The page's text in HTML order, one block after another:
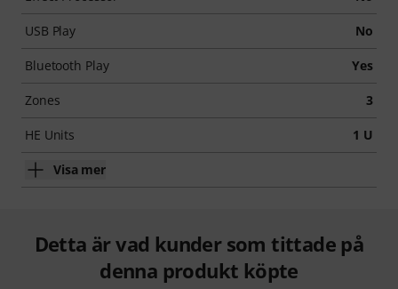
USB Play No
Bluetooth Play Yes
Zones 3
HE Units 1 U
Visa mer
Detta är vad kunder som tittade på
denna produkt köpte